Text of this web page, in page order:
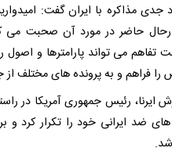
جدی مذاکره با ایران گفت:
حاضر در مورد آن صحبت
تفاهم می تواند پارامترها و
فراهم و به پرونده های مختلف
ایرنا، رئیس جمهوری آمریکا در
ضد ایرانی خود را تکرار کرد و